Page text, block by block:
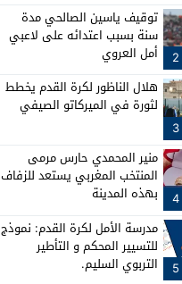
2
توقيف ياسين الصالحي مدة
سنة بسبب اعتدائه على لاعبي
أمل العروي
3
هلال الناظور لكرة القدم يخطط
لثورة في الميركاتو الصيفي
4
منير المحمدي حارس مرمى
المنتخب المغربي يستعد للزفاف
بهذه المدينة
5
مدرسة الأمل لكرة القدم: نموذج
للتسيير المحكم و التأطير
التربوي السليم.